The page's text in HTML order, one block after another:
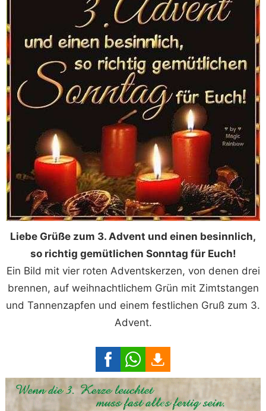
Liebe Grüße zum 3. Advent und einen besinnlich,
so richtig gemütlichen Sonntag für Euch!
Ein Bild mit vier roten Adventskerzen, von denen drei
brennen, auf weihnachtlichem Grün mit Zimtstangen
und Tannenzapfen und einem festlichen Gruß zum 3.
Advent.